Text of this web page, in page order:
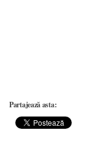
Partajează asta: